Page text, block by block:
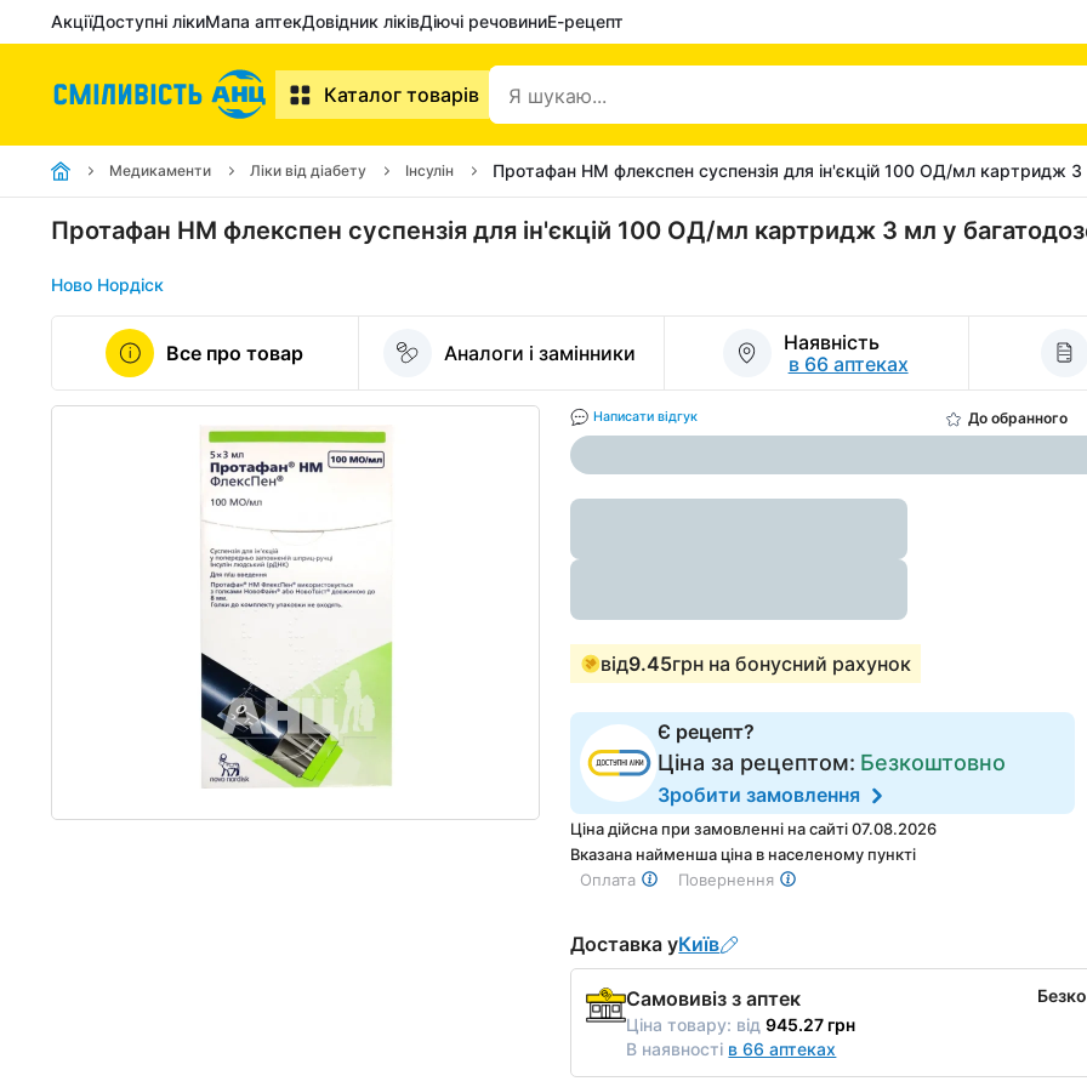
АкціїДоступні лікиМапа аптекДовідник ліківДіючі речовиниЕ-рецепт
Каталог товарів
Медикаменти Ліки від діабету Інсулін Протафан HM флекспен суспензія для ін'єкцій 100 ОД/мл картридж
Протафан HM флекспен суспензія для ін'єкцій 100 ОД/мл картридж 3 мл у
Ново Нордіск
Все про товар Аналоги і замінники
Наявність
в 66 аптеках
Написати відгук До обранного
від9.45грн на бонусний рахунок
Є рецепт?
Ціна за рецептом: Безкоштовно
Зробити замовлення
Ціна дійсна при замовленні на сайті 07.08.2026
Вказана найменша ціна в населеному пункті
Оплата
Повернення
Доставка уКиїв
Самовивіз з аптек
Ціна товару: від 945.27 грн
В наявності в 66 аптеках